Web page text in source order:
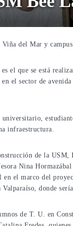
Viña del Mar y
el que se está
el sector de
infraestructura.
de la
Nina
en el marco del
donde
de T. U. en